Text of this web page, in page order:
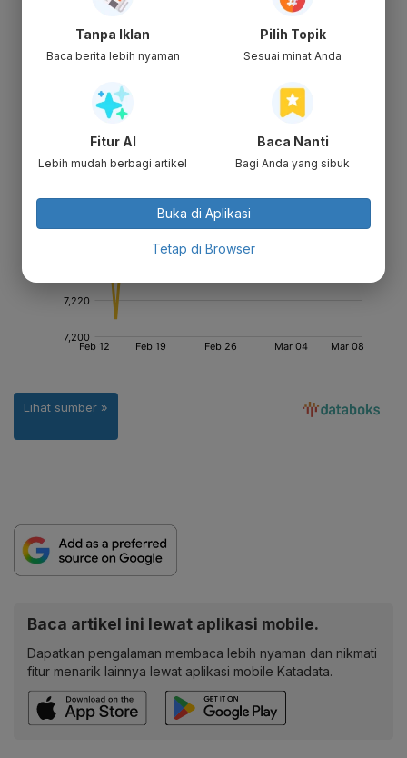
Baca artikel ini lewat aplikasi mobile.
Dapatkan pengalaman membaca lebih nyaman dan nikmati
fitur menarik lainnya lewat aplikasi mobile Katadata.
Tanpa Iklan
Baca berita lebih nyaman
Pilih Topik
Sesuai minat Anda
Fitur AI
Lebih mudah berbagi artikel
Baca Nanti
Bagi Anda yang sibuk
Buka di Aplikasi
Tetap di Browser